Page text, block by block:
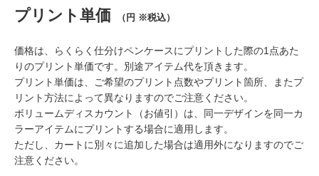
プリント単価 （円 ※税込）
価格は、らくらく仕分けペンケースにプリントした際の1点あた
りのプリント単価です。別途アイテム代を頂きます。
プリント単価は、ご希望のプリント点数やプリント箇所、またプ
リント方法によって異なりますのでご注意ください。
ボリュームディスカウント（お値引）は、同一デザインを同一カ
ラーアイテムにプリントする場合に適用します。
ただし、カートに別々に追加した場合は適用外になりますのでご
注意ください。